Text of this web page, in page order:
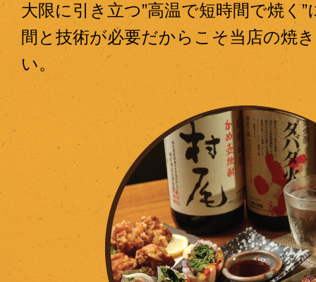
大限に引き立つ”高温で短時間で焼く
間と技術が必要だからこそ当店の焼
い。